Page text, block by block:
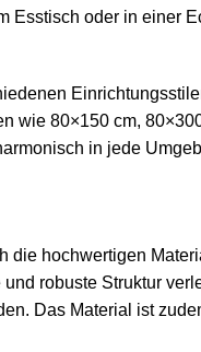
oder in einer
80×150 cm,
in jede
hochwertigen
robuste Struktur
Das Material ist